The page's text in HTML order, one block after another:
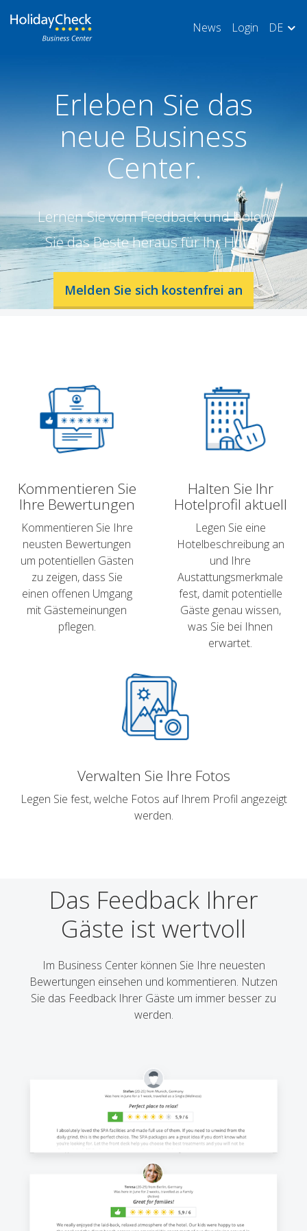
News Login DE
Erleben Sie das
neue Business
Center.
Lernen Sie vom Feedback und holen
Sie das Beste heraus für Ihr Hotel.
Melden Sie sich kostenfrei an
Kommentieren Sie
Ihre Bewertungen
Kommentieren Sie Ihre
neusten Bewertungen
um potentiellen Gästen
zu zeigen, dass Sie
einen offenen Umgang
mit Gästemeinungen
pflegen.
Halten Sie Ihr
Hotelprofil aktuell
Legen Sie eine
Hotelbeschreibung an
und Ihre
Austattungsmerkmale
fest, damit potentielle
Gäste genau wissen,
was Sie bei Ihnen
erwartet.
Verwalten Sie Ihre Fotos
Legen Sie fest, welche Fotos auf Ihrem Profil angezeigt
werden.
Das Feedback Ihrer
Gäste ist wertvoll
Im Business Center können Sie Ihre neuesten
Bewertungen einsehen und kommentieren. Nutzen
Sie das Feedback Ihrer Gäste um immer besser zu
werden.